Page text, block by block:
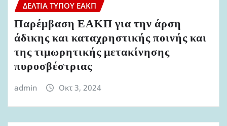
ΔΕΛΤΊΑ ΤΎΠΟΥ ΕΑΚΠ
Παρέμβαση ΕΑΚΠ για την άρση
άδικης και καταχρηστικής ποινής και
της τιμωρητικής μετακίνησης
πυροσβέστριας
admin Οκτ 3, 2024